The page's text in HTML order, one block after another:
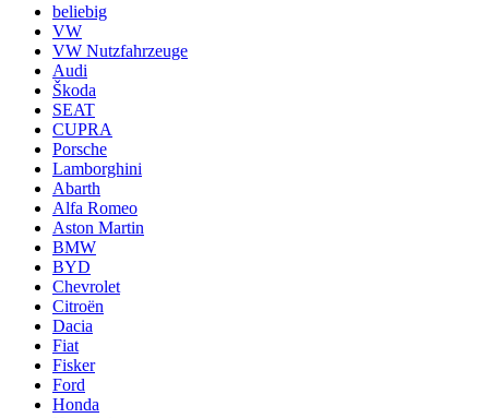
beliebig
VW
VW Nutzfahrzeuge
Audi
Škoda
SEAT
CUPRA
Porsche
Lamborghini
Abarth
Alfa Romeo
Aston Martin
BMW
BYD
Chevrolet
Citroën
Dacia
Fiat
Fisker
Ford
Honda